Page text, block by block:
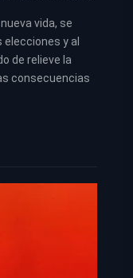
vida, se
y al
de relieve la
consecuencias